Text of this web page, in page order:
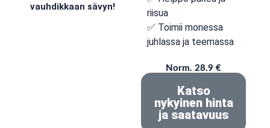
vauhdikkaan sävyn!
riisua
✅ Toimii monessa
juhlassa ja teemassa
Norm. 28.9 €
Katso
nykyinen hinta
ja saatavuus